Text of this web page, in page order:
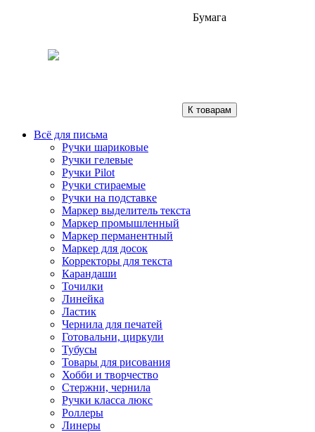
Бумага
К товарам
Всё для письма
Ручки шариковые
Ручки гелевые
Ручки Pilot
Ручки стираемые
Ручки на подставке
Маркер выделитель текста
Маркер промышленный
Маркер перманентный
Маркер для досок
Корректоры для текста
Карандаши
Точилки
Линейка
Ластик
Чернила для печатей
Готовальни, циркули
Тубусы
Товары для рисования
Хобби и творчество
Стержни, чернила
Ручки класса люкс
Роллеры
Линеры